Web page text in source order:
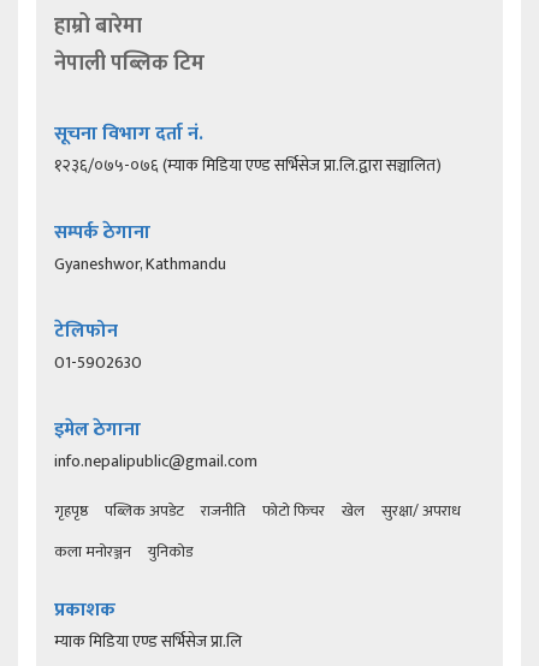
हाम्रो बारेमा
नेपाली पब्लिक टिम
सूचना विभाग दर्ता नं.
१२३६/०७५-०७६ (म्याक मिडिया एण्ड सर्भिसेज प्रा.लि.द्वारा सञ्चालित)
सम्पर्क ठेगाना
Gyaneshwor, Kathmandu
टेलिफोन
01-5902630
इमेल ठेगाना
info.nepalipublic@gmail.com
गृहपृष्ठ पब्लिक अपडेट राजनीति फोटो फिचर खेल
सुरक्षा/ अपराध
कला मनोरञ्जन
युनिकोड
प्रकाशक
म्याक मिडिया एण्ड सर्भिसेज प्रा.लि